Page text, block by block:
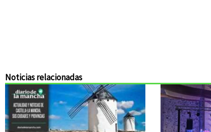
Noticias relacionadas